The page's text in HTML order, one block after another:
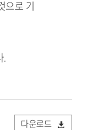
으로 기
.
다운로드